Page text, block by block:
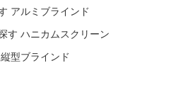
アルミブラインド
ハニカムスクリーン
縦型ブラインド